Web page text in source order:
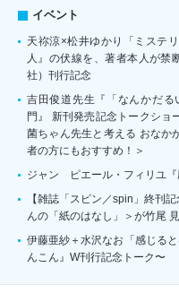
イベント
天祢涼×松井ゆかり「ミステ
人』の伏線を、著者本人が禁
社）刊行記念
吉田俊道先生『「なんかだ
門』 新刊発売記念トークショ
菌ちゃん先生と考える おなか
者の方にもおすすめ！＞
ジャン゠ピエール・フィリユ
【雑誌「スピン／spin」終刊
んの「紙のはなし」＞が竹尾
伊藤亜紗＋水沢なお「感じる
んこん』W刊行記念トーク〜